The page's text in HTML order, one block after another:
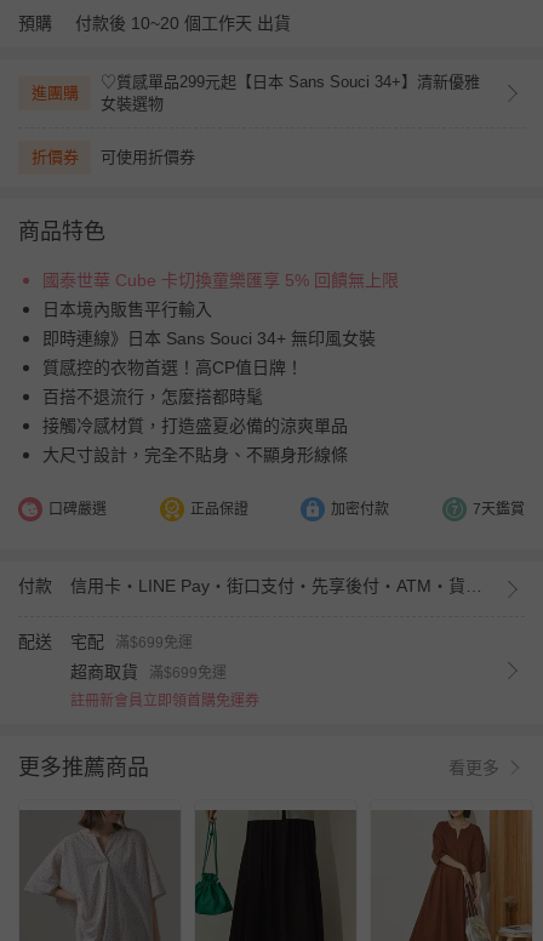
預購 付款後 10~20 個工作天 出貨
進團購
♡質感單品299元起【日本 Sans Souci 34+】清新優雅
女裝選物
折價券 可使用折價券
商品特色
國泰世華 Cube 卡切換童樂匯享 5% 回饋無上限
日本境內販售平行輸入
即時連線》日本 Sans Souci 34+ 無印風女裝
質感控的衣物首選！高CP值日牌！
百搭不退流行，怎麼搭都時髦
接觸冷感材質，打造盛夏必備的涼爽單品
大尺寸設計，完全不貼身、不顯身形線條
口碑嚴選 正品保證 加密付款 7天鑑賞
付款
配送 宅配 滿$699免運
超商取貨
滿$699免運
註冊新會員立即領首購免運券
更多推薦商品 看更多